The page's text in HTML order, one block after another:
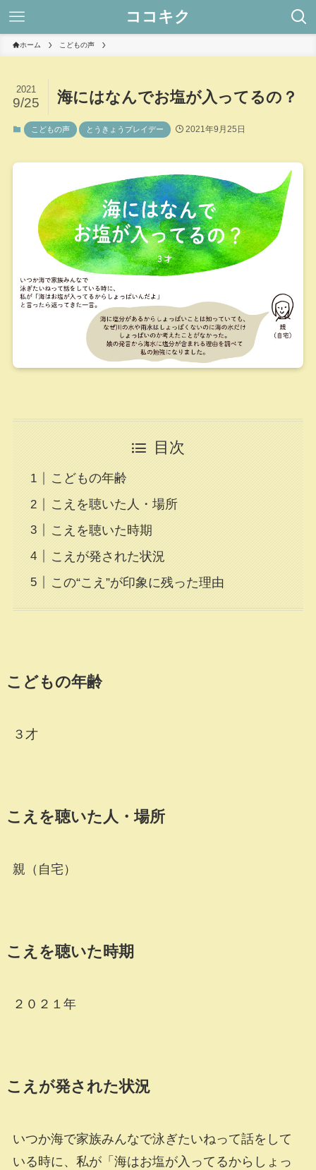
ココキク
ホーム こどもの声
海にはなんでお塩が入ってるの？
2021
9/25
こどもの声 とうきょうプレイデー 2021年9月25日
目次
こどもの年齢
こえを聴いた人・場所
こえを聴いた時期
こえが発された状況
この“こえ”が印象に残った理由
こどもの年齢
３才
こえを聴いた人・場所
親（自宅）
こえを聴いた時期
２０２１年
こえが発された状況
いつか海で家族みんなで泳ぎたいねって話をして
いる時に、私が「海はお塩が入ってるからしょっ